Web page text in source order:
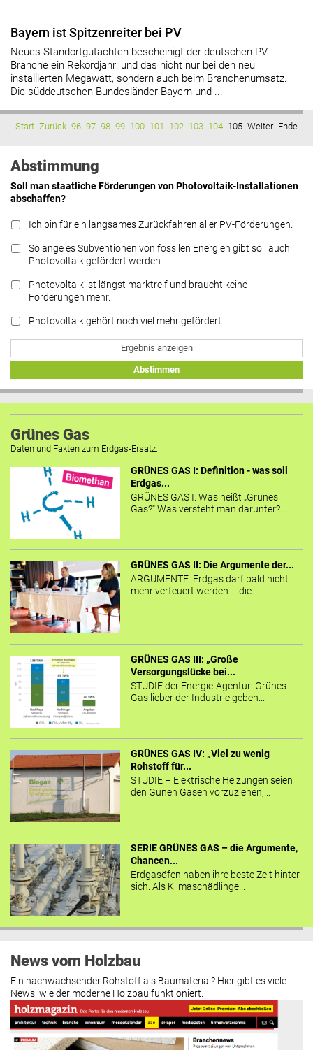
Bayern ist Spitzenreiter bei PV
Neues Standortgutachten bescheinigt der deutschen PV-
Branche ein Rekordjahr: und das nicht nur bei den neu
installierten Megawatt, sondern auch beim Branchenumsatz.
Die süddeutschen Bundesländer Bayern und ...
Start Zurück 96 97 98 99 100 101 102 103 104 105 Weiter Ende
Abstimmung
Soll man staatliche Förderungen von Photovoltaik-Installationen
abschaffen?
Ich bin für ein langsames Zurückfahren aller PV-Förderungen.
Solange es Subventionen von fossilen Energien gibt soll auch
Photovoltaik gefördert werden.
Photovoltaik ist längst marktreif und braucht keine
Förderungen mehr.
Photovoltaik gehört noch viel mehr gefördert.
Ergebnis anzeigen
Abstimmen
Grünes Gas
Daten und Fakten zum Erdgas-Ersatz.
GRÜNES GAS I: Definition - was soll
Erdgas...
GRÜNES GAS I: Was heißt „Grünes
Gas?“ Was versteht man darunter?...
GRÜNES GAS II: Die Argumente der...
ARGUMENTE Erdgas darf bald nicht
mehr verfeuert werden – die...
GRÜNES GAS III: „Große
Versorgungslücke bei...
STUDIE der Energie-Agentur: Grünes
Gas lieber der Industrie geben...
GRÜNES GAS IV: „Viel zu wenig
Rohstoff für...
STUDIE – Elektrische Heizungen seien
den Günen Gasen vorzuziehen,...
SERIE GRÜNES GAS – die Argumente,
Chancen...
Erdgasöfen haben ihre beste Zeit hinter
sich. Als Klimaschädlinge...
News vom Holzbau
Ein nachwachsender Rohstoff als Baumaterial? Hier gibt es viele
News, wie der moderne Holzbau funktioniert.